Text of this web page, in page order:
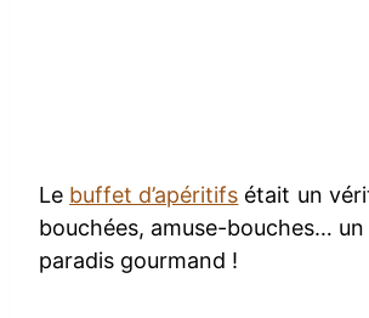
Le buffet d’apéritifs était un
bouchées, amuse-bouches…
paradis gourmand !